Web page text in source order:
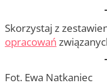
Skorzystaj z
opracowań
Fot. Ewa Natkaniec